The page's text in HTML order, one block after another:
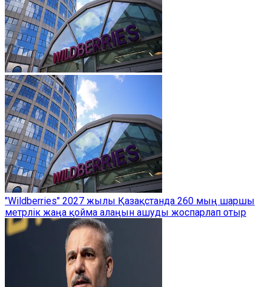
"Wildberries" 2027 жылы Қазақстанда 260 мың шаршы
метрлік жаңа қойма алаңын ашуды жоспарлап отыр